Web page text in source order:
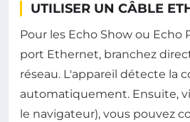
UTILISER UN CÂBLE
Pour les Echo Show ou Echo
port Ethernet, branchez
réseau. L'appareil détecte la
automatiquement. Ensuite,
le navigateur), vous pouvez